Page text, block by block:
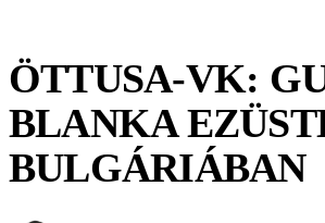
ÖTTUSA-VK:
BLANKA
BULGÁRIÁBAN